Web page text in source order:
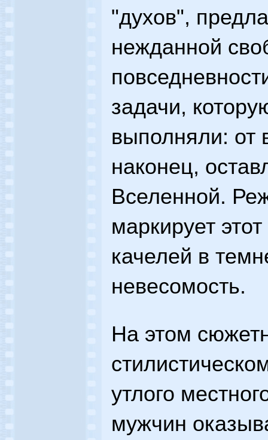
"духов",
нежданной
задачи,
выполняли: от
наконец,
Вселенной.
маркирует
качелей в
невесомость.
На этом
утлого
мужчин